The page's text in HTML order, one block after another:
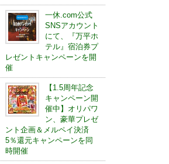
一休.com公式
SNSアカウント
にて、『万平ホ
テル』宿泊券プ
レゼントキャンペーンを開
催
【1.5周年記念
キャンペーン開
催中】オリパワ
ン、豪華プレゼ
ント企画＆メルペイ決済
5％還元キャンペーンを同
時開催